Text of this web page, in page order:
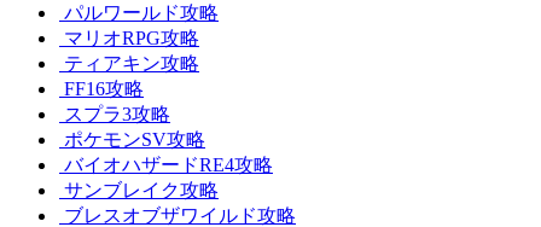
パルワールド攻略
マリオRPG攻略
ティアキン攻略
FF16攻略
スプラ3攻略
ポケモンSV攻略
バイオハザードRE4攻略
サンブレイク攻略
ブレスオブザワイルド攻略